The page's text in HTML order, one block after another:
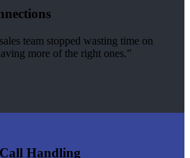
team stopped wasting time on
more of the right ones.”
Handling